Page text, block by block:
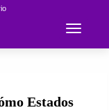
Toggle
Estados